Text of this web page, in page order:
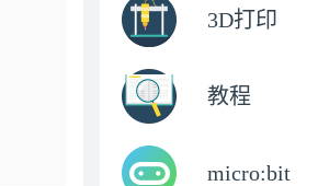
3D打印
教程
micro:bit